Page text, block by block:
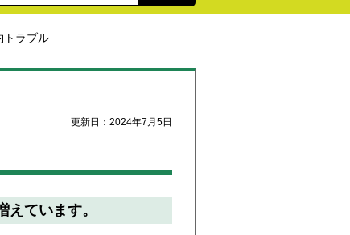
トラブル
更新日：2024年7月5日
ています。